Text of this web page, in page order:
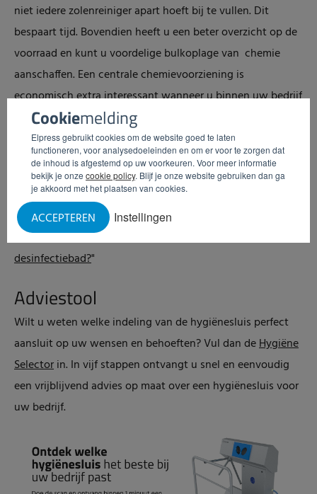
Cookiemelding
Elpress gebruikt cookies om de website goed te laten
functioneren, voor analysedoeleinden en om er voor te zorgen dat
de inhoud is afgestemd op uw voorkeuren. Voor meer informatie
bekijk je onze cookie policy. Blijf je onze website gebruiken dan ga
je akkoord met het plaatsen van cookies.
Instellingen
ACCEPTEREN
niet iedere zolenreiniger apart hoeft bij te vullen. Dit
bespaart tijd. Bovendien heeft u een beter overzicht op de
voorraad en kunt u voordelige bulkoplage van chemie
aanschaffen. Een centrale chemievoorziening is
economisch extra interessant wanneer u binnen uw bedrijf
ook gebruik maakt van een industrieel reinigingssysteem
voor het reinigen van de bedrijfsruimtes. U kunt voor de
zolenreinigers in veel gevallen gebruik maken van dezelfde
desinfectie-installatie met bijbehorende leidingen.
Wil je meer weten over zolenreiniging? Lees dan onze blog
Een hygiënesluis met zolenreiniging: borstels of een
desinfectiebad?"
Adviestool
Wilt u weten welke indeling van de hygiënesluis perfect
aansluit op uw wensen en behoeften? Vul dan deHygiëne
Selectorin. In vijf stappen ontvangt u snel en eenvoudig
een vrijblijvend advies op maat over een hygiënesluis voor
uw bedrijf.